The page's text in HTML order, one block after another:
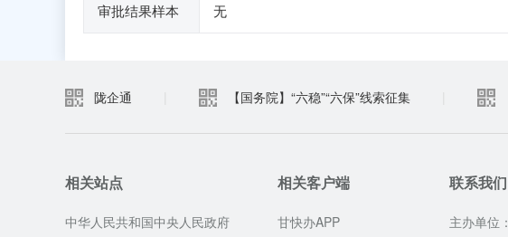
审批结果样本 无
陇企通 【国务院】“六稳”“六保”线索征集
相关站点
中华人民共和国中央人民政府
相关客户端
甘快办APP
联系我们
主办单位